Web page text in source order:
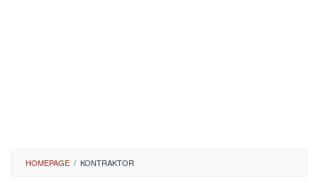
HOMEPAGE / KONTRAKTOR